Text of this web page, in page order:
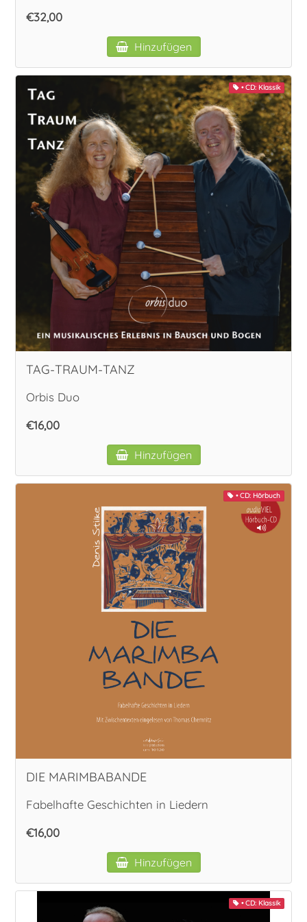
€32,00
Hinzufügen
• CD: Klassik
TAG-TRAUM-TANZ
Orbis Duo
€16,00
Hinzufügen
• CD: Hörbuch
DIE MARIMBABANDE
Fabelhafte Geschichten in Liedern
€16,00
Hinzufügen
• CD: Klassik